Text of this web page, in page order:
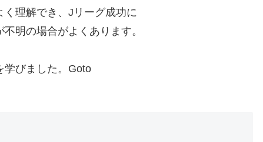
理解でき、Jリーグ成功に
明の場合がよくあります。
学びました。Goto